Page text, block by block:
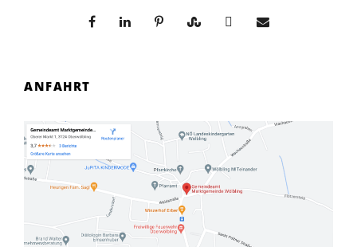
ANFAHRT